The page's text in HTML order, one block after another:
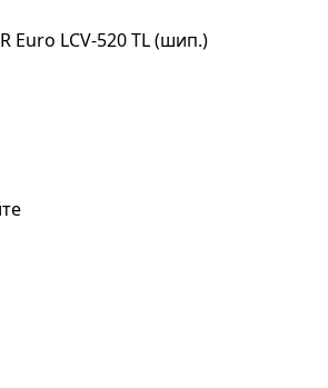
Euro LCV-520 TL (шип.)